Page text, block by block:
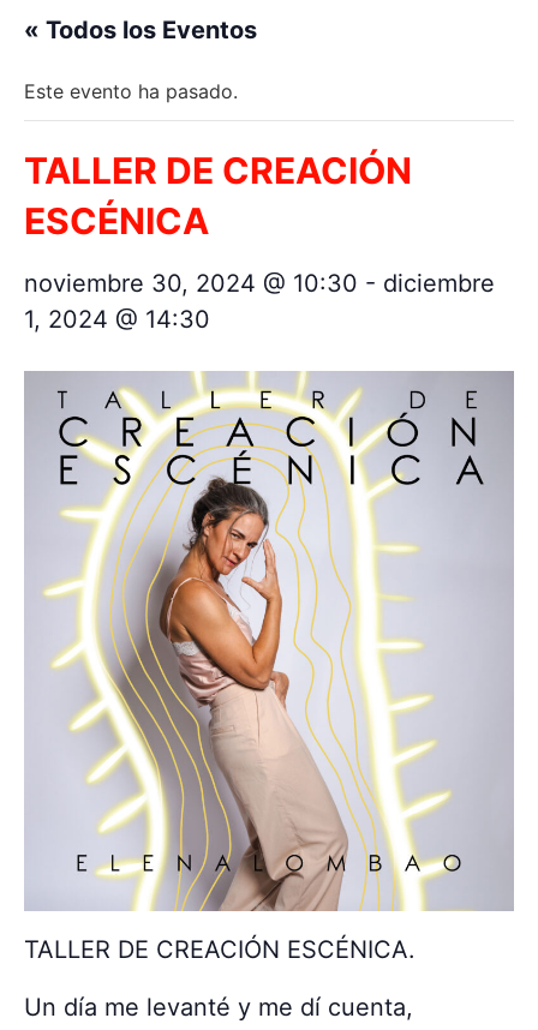
« Todos los Eventos
Este evento ha pasado.
TALLER DE CREACIÓN
ESCÉNICA
noviembre 30, 2024 @ 10:30 - diciembre
1, 2024 @ 14:30
TALLER DE CREACIÓN ESCÉNICA.
Un día me levanté y me dí cuenta,